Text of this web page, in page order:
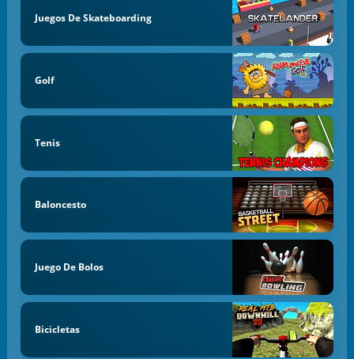
Juegos De Skateboarding
Golf
Tenis
Baloncesto
Juego De Bolos
Bicicletas